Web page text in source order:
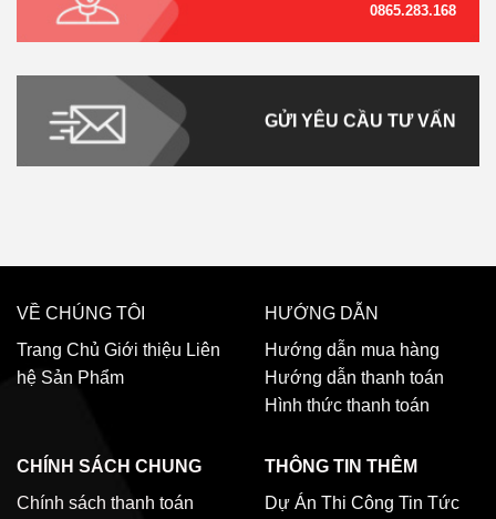
0865.283.168
GỬI YÊU CẦU TƯ VẤN
VỀ CHÚNG TÔI
Trang Chủ Giới thiệu Liên
hệ Sản Phẩm
HƯỚNG DẪN
Hướng dẫn mua hàng
Hướng dẫn thanh toán
Hình thức thanh toán
CHÍNH SÁCH CHUNG
Chính sách thanh toán
THÔNG TIN THÊM
Dự Án Thi Công Tin Tức